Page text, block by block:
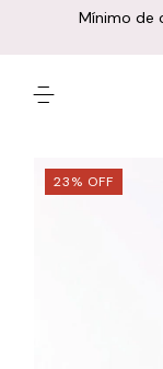
Mínimo de
23% OFF